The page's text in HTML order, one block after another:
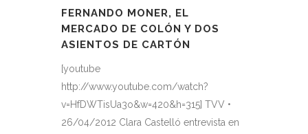
FERNANDO MONER, EL
MERCADO DE COLÓN Y DOS
ASIENTOS DE CARTÓN
[youtube
http://www.youtube.com/watch?
v=HfDWTisUa3o&w=420&h=315] TVV •
26/04/2012 Clara Castelló entrevista en